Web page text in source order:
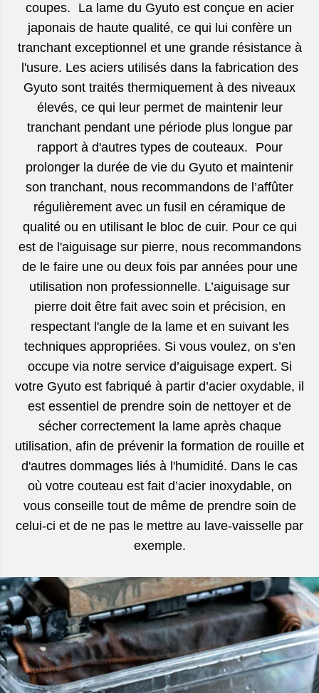
coupes. La lame du Gyuto est conçue en acier
japonais de haute qualité, ce qui lui confère un
tranchant exceptionnel et une grande résistance à
l'usure. Les aciers utilisés dans la fabrication des
Gyuto sont traités thermiquement à des niveaux
élevés, ce qui leur permet de maintenir leur
tranchant pendant une période plus longue par
rapport à d'autres types de couteaux. Pour
prolonger la durée de vie du Gyuto et maintenir
son tranchant, nous recommandons de l’affûter
régulièrement avec un fusil en céramique de
qualité ou en utilisant le bloc de cuir. Pour ce qui
est de l'aiguisage sur pierre, nous recommandons
de le faire une ou deux fois par années pour une
utilisation non professionnelle. L’aiguisage sur
pierre doit être fait avec soin et précision, en
respectant l'angle de la lame et en suivant les
techniques appropriées. Si vous voulez, on s’en
occupe via notre service d’aiguisage expert. Si
votre Gyuto est fabriqué à partir d’acier oxydable, il
est essentiel de prendre soin de nettoyer et de
sécher correctement la lame après chaque
utilisation, afin de prévenir la formation de rouille et
d'autres dommages liés à l'humidité. Dans le cas
où votre couteau est fait d’acier inoxydable, on
vous conseille tout de même de prendre soin de
celui-ci et de ne pas le mettre au lave-vaisselle par
exemple.